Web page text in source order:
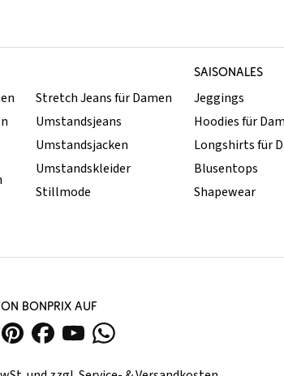
SAISONALES
Stretch Jeans für Damen
Umstandsjeans
Umstandsjacken
Umstandskleider
Stillmode
Jeggings
Hoodies für
Longshirts für
Blusentops
Shapewear
BONPRIX AUF